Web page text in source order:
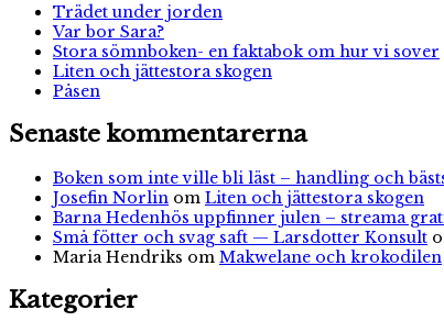
Trädet under jorden
Var bor Sara?
Stora sömnboken- en faktabok om hur vi sover
Liten och jättestora skogen
Påsen
Senaste kommentarerna
Boken som inte ville bli läst – handling och
Josefin Norlin om Liten och jättestora skogen
Barna Hedenhös uppfinner julen – streama
Små fötter och svag saft — Larsdotter Konsult
Maria Hendriks om Makwelane och krokodilen
Kategorier